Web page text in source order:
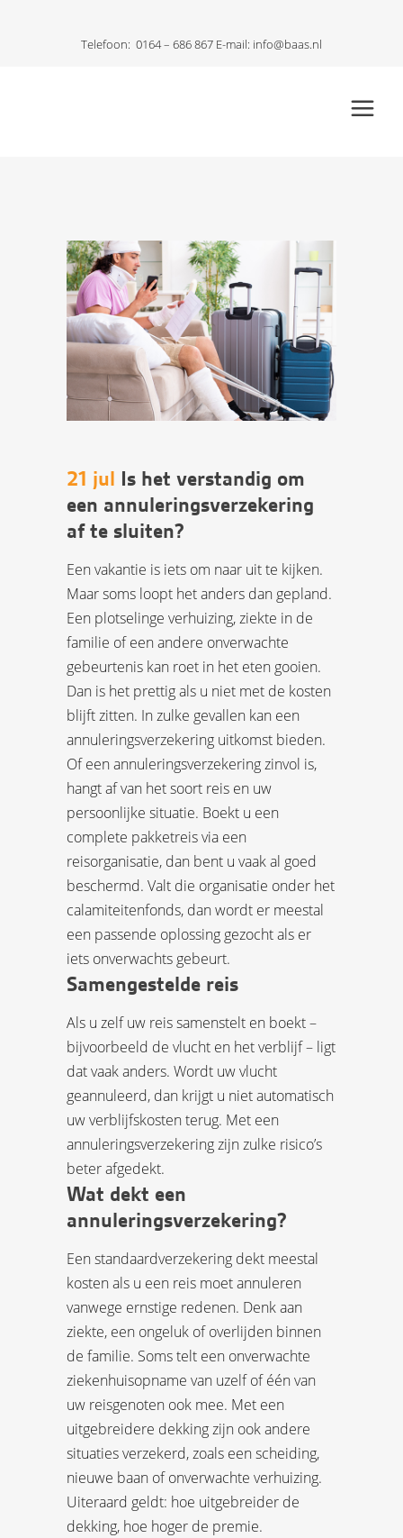
Telefoon: 0164 – 686 867 E-mail: info@baas.nl
21 jul Is het verstandig om
een annuleringsverzekering
af te sluiten?
Een vakantie is iets om naar uit te kijken.
Maar soms loopt het anders dan gepland.
Een plotselinge verhuizing, ziekte in de
familie of een andere onverwachte
gebeurtenis kan roet in het eten gooien.
Dan is het prettig als u niet met de kosten
blijft zitten. In zulke gevallen kan een
annuleringsverzekering uitkomst bieden.
Of een annuleringsverzekering zinvol is,
hangt af van het soort reis en uw
persoonlijke situatie. Boekt u een
complete pakketreis via een
reisorganisatie, dan bent u vaak al goed
beschermd. Valt die organisatie onder het
calamiteitenfonds, dan wordt er meestal
een passende oplossing gezocht als er
iets onverwachts gebeurt.
Samengestelde reis
Als u zelf uw reis samenstelt en boekt –
bijvoorbeeld de vlucht en het verblijf – ligt
dat vaak anders. Wordt uw vlucht
geannuleerd, dan krijgt u niet automatisch
uw verblijfskosten terug. Met een
annuleringsverzekering zijn zulke risico’s
beter afgedekt.
Wat dekt een
annuleringsverzekering?
Een standaardverzekering dekt meestal
kosten als u een reis moet annuleren
vanwege ernstige redenen. Denk aan
ziekte, een ongeluk of overlijden binnen
de familie. Soms telt een onverwachte
ziekenhuisopname van uzelf of één van
uw reisgenoten ook mee. Met een
uitgebreidere dekking zijn ook andere
situaties verzekerd, zoals een scheiding,
nieuwe baan of onverwachte verhuizing.
Uiteraard geldt: hoe uitgebreider de
dekking, hoe hoger de premie.